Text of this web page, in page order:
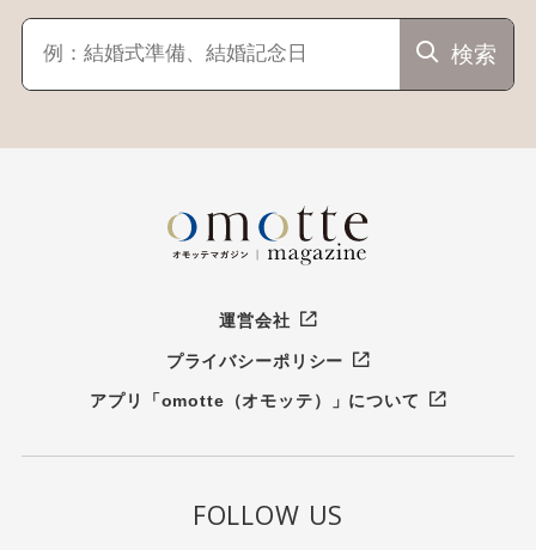
検索
運営会社
プライバシーポリシー
アプリ「omotte（オモッテ）」について
FOLLOW US